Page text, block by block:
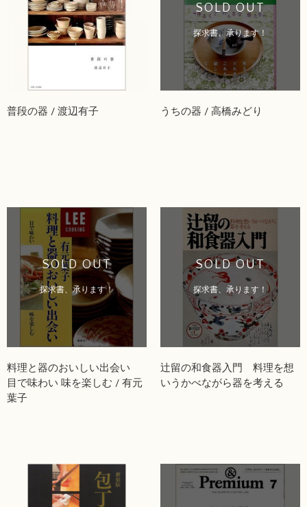
普段の器 / 渡辺有子
SOLD OUT
探求書、承ります！
うちの器 / 高橋みどり
SOLD OUT
探求書、承ります！
料理と器のおいしい出会い
目で味わい 味を楽しむ / 有元
葉子
SOLD OUT
探求書、承ります！
辻留の和食器入門 料理を想
いうかべながら器を考える